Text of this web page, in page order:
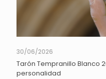
30/06/2026
Tarón Tempranillo Blanco
personalidad